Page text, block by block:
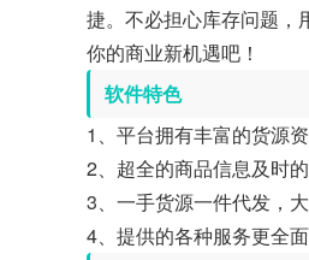
捷。不必担心库存问题，
你的商业新机遇吧！
软件特色
1、平台拥有丰富的货源
2、超全的商品信息及时
3、一手货源一件代发，
4、提供的各种服务更全